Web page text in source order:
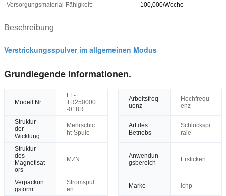
Versorgungsmaterial-Fähigkeit:
100,000/Woche
Beschreibung
Verstrickungsspulver im allgemeinen Modus
Grundlegende Informationen.
Modell Nr.
LF-
TR250000
-018R
Arbeitsfreq
uenz
Hochfrequ
enz
Struktur
der
Wicklung
Mehrschic
ht-Spule
Art des
Betriebs
Schluckspi
rale
Struktur
des
Magnetisat
ors
MZN
Anwendun
gsbereich
Ersticken
Verpackun
gsform
Stromspul
en
Marke Ichp